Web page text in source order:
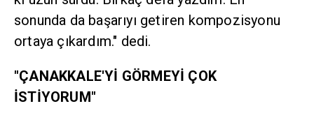
sonunda da başarıyı getiren kompozisyonu
ortaya çıkardım." dedi.
"ÇANAKKALE'Yİ GÖRMEYİ ÇOK
İSTİYORUM"